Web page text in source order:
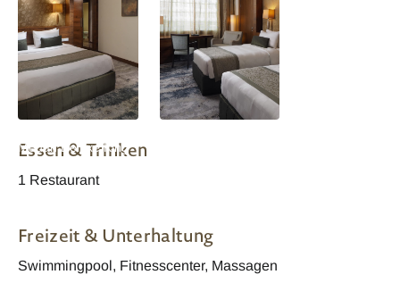
Medan Deluxe King
Essen & Trinken
1 Restaurant
Freizeit & Unterhaltung
Swimmingpool, Fitnesscenter, Massagen